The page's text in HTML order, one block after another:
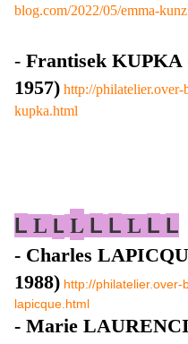
blog.com/2022/05/emma-
- Frantisek KUPKA
1957) http://
kupka.html
L L L L L L L L L
- Charles
1988) http://
lapicque.html
- Marie